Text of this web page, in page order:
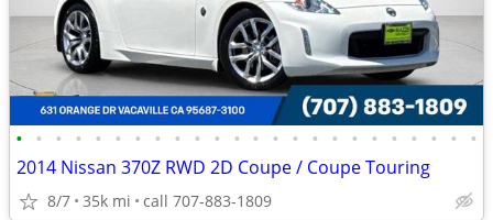
• • • • • • • • • • • • • • • • • • • • • • • •
2014 Nissan 370Z RWD 2D Coupe / Coupe Touring
8/7 35k mi call 707-883-1809